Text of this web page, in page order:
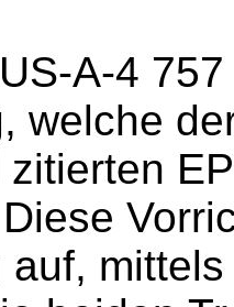
A-4
welche
auf,